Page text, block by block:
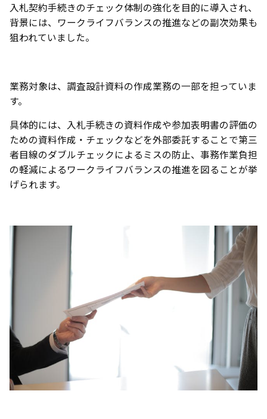
入札契約手続きのチェック体制の強化を目的に導入され、
背景には、ワークライフバランスの推進などの副次効果も
狙われていました。
業務対象は、調査設計資料の作成業務の一部を担っていま
す。
具体的には、入札手続きの資料作成や参加表明書の評価の
ための資料作成・チェックなどを外部委託することで第三
者目線のダブルチェックによるミスの防止、事務作業負担
の軽減によるワークライフバランスの推進を図ることが挙
げられます。